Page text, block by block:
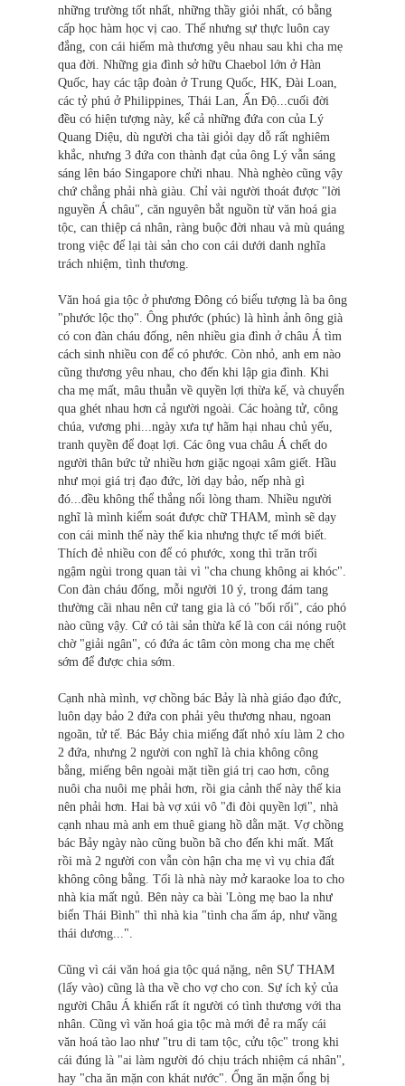
những trường tốt nhất, những thầy giỏi nhất, có bằng
cấp học hàm học vị cao. Thế nhưng sự thực luôn cay
đắng, con cái hiếm mà thương yêu nhau sau khi cha mẹ
qua đời. Những gia đình sở hữu Chaebol lớn ở Hàn
Quốc, hay các tập đoàn ở Trung Quốc, HK, Đài Loan,
các tỷ phú ở Philippines, Thái Lan, Ấn Độ...cuối đời
đều có hiện tượng này, kể cả những đứa con của Lý
Quang Diệu, dù người cha tài giỏi dạy dỗ rất nghiêm
khắc, nhưng 3 đứa con thành đạt của ông Lý vẫn sáng
sáng lên báo Singapore chửi nhau. Nhà nghèo cũng vậy
chứ chẳng phải nhà giàu. Chỉ vài người thoát được "lời
nguyền Á châu", căn nguyên bắt nguồn từ văn hoá gia
tộc, can thiệp cá nhân, ràng buộc đời nhau và mù quáng
trong việc để lại tài sản cho con cái dưới danh nghĩa
trách nhiệm, tình thương.
Văn hoá gia tộc ở phương Đông có biểu tượng là ba ông
"phước lộc thọ". Ông phước (phúc) là hình ảnh ông già
có con đàn cháu đống, nên nhiều gia đình ở châu Á tìm
cách sinh nhiều con để có phước. Còn nhỏ, anh em nào
cũng thương yêu nhau, cho đến khi lập gia đình. Khi
cha mẹ mất, mâu thuẫn về quyền lợi thừa kế, và chuyển
qua ghét nhau hơn cả người ngoài. Các hoàng tử, công
chúa, vương phi...ngày xưa tự hãm hại nhau chủ yếu,
tranh quyền để đoạt lợi. Các ông vua châu Á chết do
người thân bức tử nhiều hơn giặc ngoại xâm giết. Hầu
như mọi giá trị đạo đức, lời dạy bảo, nếp nhà gì
đó...đều không thể thắng nổi lòng tham. Nhiều người
nghĩ là mình kiểm soát được chữ THAM, mình sẽ dạy
con cái mình thế này thế kia nhưng thực tế mới biết.
Thích đẻ nhiều con để có phước, xong thì trăn trối
ngậm ngùi trong quan tài vì "cha chung không ai khóc".
Con đàn cháu đống, mỗi người 10 ý, trong đám tang
thường cãi nhau nên cứ tang gia là có "bối rối", cáo phó
nào cũng vậy. Cứ có tài sản thừa kế là con cái nóng ruột
chờ "giải ngân", có đứa ác tâm còn mong cha mẹ chết
sớm để được chia sớm.
Cạnh nhà mình, vợ chồng bác Bảy là nhà giáo đạo đức,
luôn dạy bảo 2 đứa con phải yêu thương nhau, ngoan
ngoãn, tử tế. Bác Bảy chia miếng đất nhỏ xíu làm 2 cho
2 đứa, nhưng 2 người con nghĩ là chia không công
bằng, miếng bên ngoài mặt tiền giá trị cao hơn, công
nuôi cha nuôi mẹ phải hơn, rồi gia cảnh thế này thế kia
nên phải hơn. Hai bà vợ xúi vô "đi đòi quyền lợi", nhà
cạnh nhau mà anh em thuê giang hồ dằn mặt. Vợ chồng
bác Bảy ngày nào cũng buồn bã cho đến khi mất. Mất
rồi mà 2 người con vẫn còn hận cha mẹ vì vụ chia đất
không công bằng. Tối là nhà này mở karaoke loa to cho
nhà kia mất ngủ. Bên này ca bài 'Lòng mẹ bao la như
biển Thái Bình" thì nhà kia "tình cha ấm áp, như vầng
thái dương...".
Cũng vì cái văn hoá gia tộc quá nặng, nên SỰ THAM
(lấy vào) cũng là tha về cho vợ cho con. Sự ích kỷ của
người Châu Á khiến rất ít người có tình thương với tha
nhân. Cũng vì văn hoá gia tộc mà mới đẻ ra mấy cái
văn hoá tào lao như "tru di tam tộc, cửu tộc" trong khi
cái đúng là "ai làm người đó chịu trách nhiệm cá nhân",
hay "cha ăn mặn con khát nước". Ổng ăn mặn ổng bị